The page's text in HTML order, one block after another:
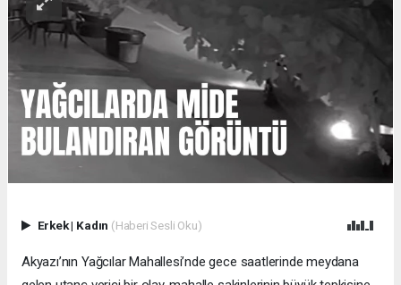
Erkek| Kadın (Haberi Sesli Oku)
Akyazı’nın Yağcılar Mahallesi’nde gece saatlerinde meydana